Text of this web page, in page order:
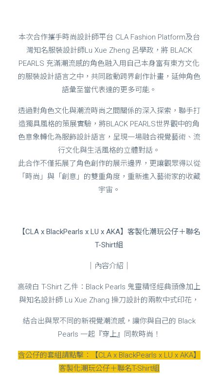
本次合作攜手時尚設計師平台 CLA Fashion Platform及台
灣知名服裝設計師Lu Xue Zheng 呂學政，將 BLACK
PEARLS 充滿潮流感的角色融入用自己本身富有東方文化
的服裝設計語言之中，共同啟動跨界創作計畫，延伸角色
語彙至當代表達的更多可能。
透過對角色文化與潮流時尚之間關係的深入探索，聯手打
造獨具風格的策展實驗，將BLACK PEARLS世界觀中的角
色意象轉化為服飾設計語言，呈現一場融合視覺藝術、流
行文化與生活風格的立體對話。
此合作不僅拓展了角色創作的展示邊界，更讓觀眾得以從
「時尚」與「創意」的雙重角度，重新進入藝術家的收藏
宇宙。
【CLA x BlackPearls x LU x AKA】客製化潮玩公仔＋聯名
T-Shirt組
｜內容介紹｜
高磅白 T-Shirt 乙件：Black Pearls 鬼靈精怪經典頭像加上
與知名設計師 Lu Xue Zhang 操刀設計的兩款中式印花，
結合出與眾不同的新視覺潮流感，讓你與自己的 Black
Pearls 一起『穿上』同款時尚！
含公仔的套組請點擊：
【CLA x BlackPearls x LU x AKA】
客製化潮玩公仔＋聯名T-Shirt組